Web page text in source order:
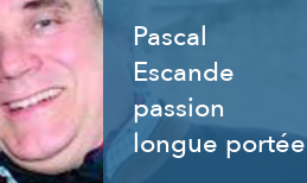
Pascal
Escande
passion
longue portée